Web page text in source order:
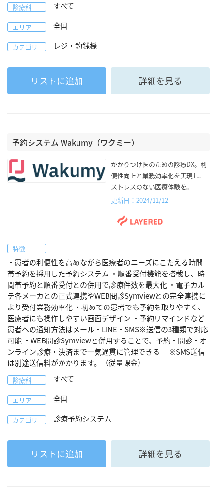
診療科 すべて
エリア 全国
カテゴリ レジ・釣銭機
リストに追加 詳細を見る
予約システム Wakumy（ワクミー）
かかりつけ医のための診療DX。利
便性向上と業務効率化を実現し、
ストレスのない医療体験を。
更新日：2024/11/12
特徴
・患者の利便性を高めながら医療者のニーズにこたえる時間
帯予約を採用した予約システム ・順番受付機能を搭載し、時
間帯予約と順番受付との併用で診療件数を最大化 ・電子カル
テ各メーカとの正式連携やWEB問診Symviewとの完全連携に
より受付業務効率化 ・初めての患者でも予約を取りやすく、
医療者にも操作しやすい画面デザイン ・予約リマインドなど
患者への通知方法はメール・LINE・SMS※送信の3種類で対応
可能 ・WEB問診Symviewと併用することで、予約・問診・オ
ンライン診療・決済まで一気通貫に管理できる ※SMS送信
は別途送信料がかかります。（従量課金）
診療科 すべて
エリア 全国
カテゴリ 診療予約システム
リストに追加 詳細を見る